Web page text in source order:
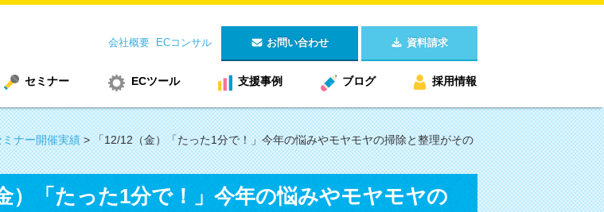
会社概要 ECコンサル お問い合わせ 資料請求
セミナー ECツール 支援事例 ブログ 採用情報
ナー開催実績>「12/12（金）「たった1分で！」今年の悩みやモヤモヤの掃除と整理がその
）「たった1分で！」今年の悩みやモヤモヤの